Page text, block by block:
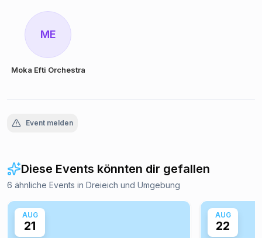
ME
Moka Efti Orchestra
Event melden
Diese Events könnten dir gefallen
6 ähnliche Events in Dreieich und Umgebung
AUG
21
AUG
22